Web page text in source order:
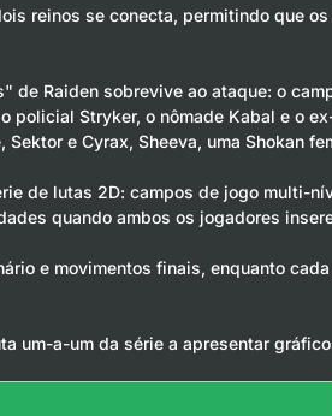
reinos se conecta, permitindo que
de Raiden sobrevive ao ataque: o
policial Stryker, o nômade Kabal e o
e Cyrax, Sheeva, uma Shokan
de lutas 2D: campos de jogo multi-
quando ambos os jogadores
e movimentos finais, enquanto
um-a-um da série a apresentar